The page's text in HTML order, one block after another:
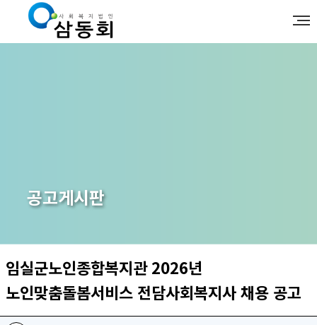
공고게시판
임실군노인종합복지관 2026년
노인맞춤돌봄서비스 전담사회복지사 채용 공고